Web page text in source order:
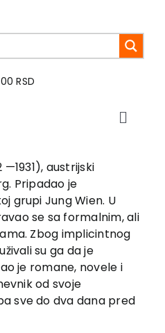
RSD
Toggle
austrijski
Pripadao je
grupi Jung Wien. U
se sa formalnim, ali
Zbog implicintnog
su ga da je
je romane, novele i
od svoje
sve do dva dana pred